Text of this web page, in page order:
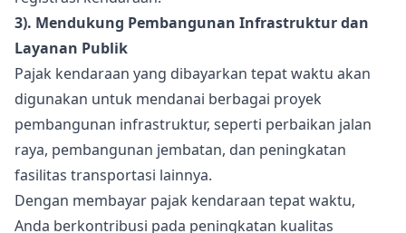
3). Mendukung Pembangunan Infrastruktur dan
Layanan Publik
Pajak kendaraan yang dibayarkan tepat waktu akan
digunakan untuk mendanai berbagai proyek
pembangunan infrastruktur, seperti perbaikan jalan
raya, pembangunan jembatan, dan peningkatan
fasilitas transportasi lainnya.
Dengan membayar pajak kendaraan tepat waktu,
Anda berkontribusi pada peningkatan kualitas